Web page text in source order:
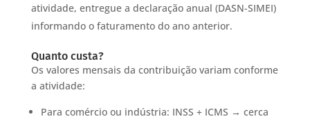
atividade, entregue a declaração anual (DASN-SIMEI)
informando o faturamento do ano anterior.
Quanto custa?
Os valores mensais da contribuição variam conforme
a atividade:
Para comércio ou indústria: INSS + ICMS → cerca